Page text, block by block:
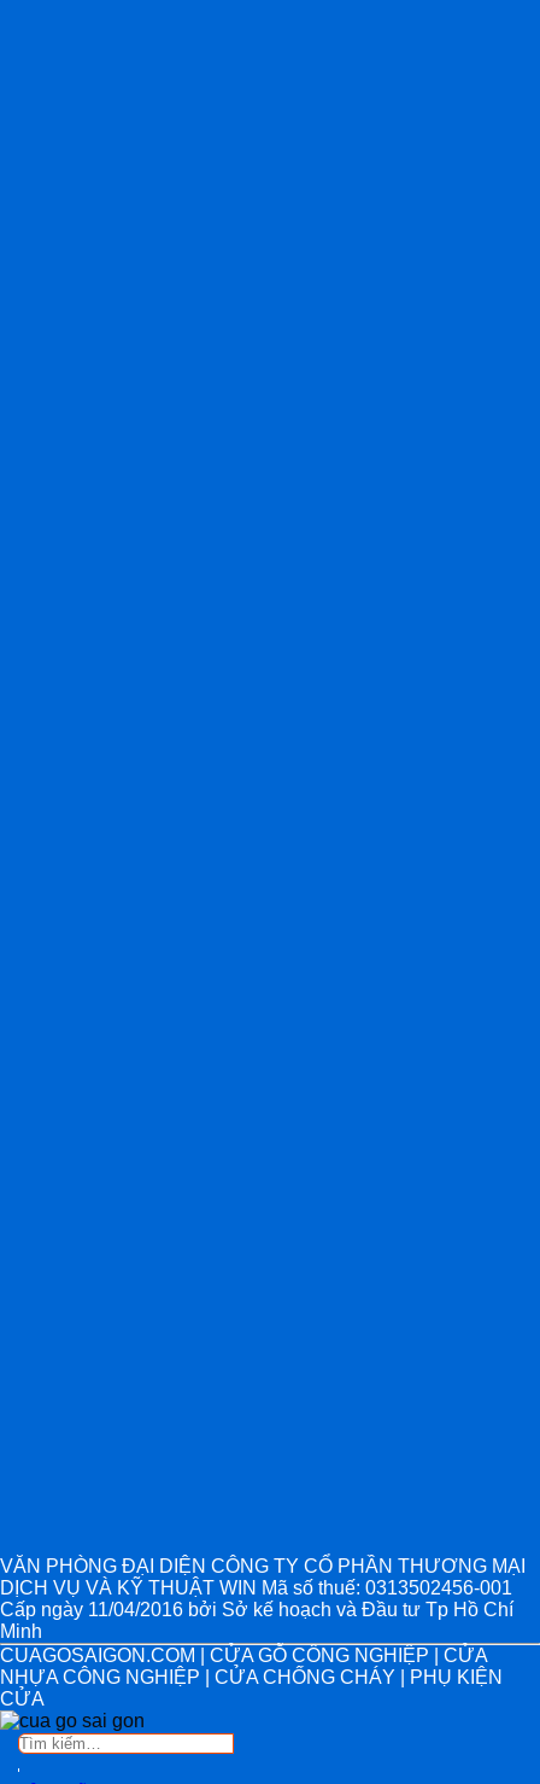
VĂN PHÒNG ĐẠI DIỆN CÔNG TY CỔ PHẦN THƯƠNG MẠI
DỊCH VỤ VÀ KỸ THUẬT WIN Mã số thuế: 0313502456-001
Cấp ngày 11/04/2016 bởi Sở kế hoạch và Đầu tư Tp Hồ Chí
Minh
CUAGOSAIGON.COM | CỬA GỖ CÔNG NGHIỆP | CỬA
NHỰA CÔNG NGHIỆP | CỬA CHỐNG CHÁY | PHỤ KIỆN
CỬA
Tìm